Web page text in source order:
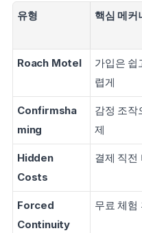
유형 핵심 메커
Roach Motel
가입은 쉽
렵게
Confirmsha
ming
감정 조작
제
Hidden
Costs
결제 직전
Forced
Continuity
무료 체험